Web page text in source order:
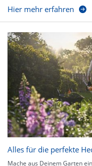
Hier mehr erfahren
Alles für die perfekte
Mache aus Deinem Garten